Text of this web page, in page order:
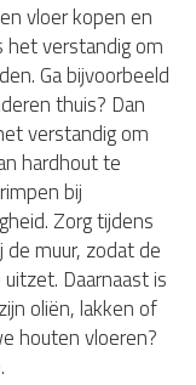
vloer kopen en
het verstandig om
Ga bijvoorbeeld
thuis? Dan
verstandig om
hardhout te
bij
Zorg tijdens
muur, zodat de
Daarnaast is
oliën, lakken of
houten vloeren?